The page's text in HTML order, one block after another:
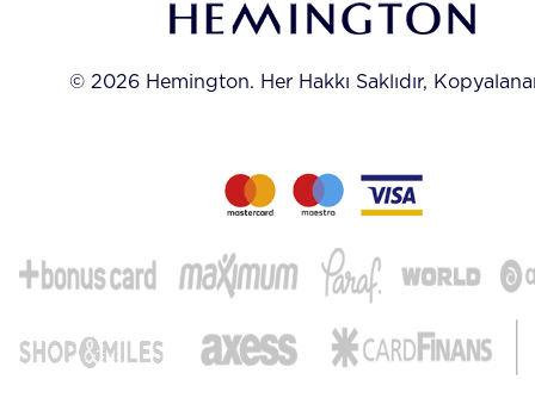
© 2026 Hemington. Her Hakkı Saklıdır,